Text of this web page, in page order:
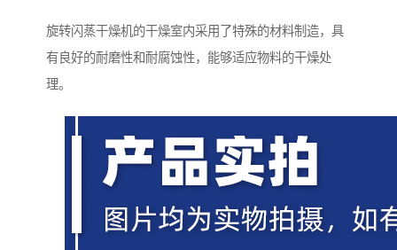
旋转闪蒸干燥机的干燥室内采用了特殊的材料制造，具
有良好的耐磨性和耐腐蚀性，能够适应物料的干燥处
理。